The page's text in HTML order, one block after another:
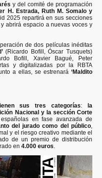
y del comité de programación
H. Estrada, Ruth M. Somalo y
2025 repartirá en sus secciones
y abrirá espacio a nuevas voces y
de dos películas inéditas
(Ricardo Bofill, Óscar Tusquets)
Bofill, Xavier Bagué, Peter
y digitalizadas por la RBTA
a ellas, se estrenará ‘Maldito
sus tres categorías:la
Nacional y la sección Corte
en fase avanzada de
del jurado como del público
y el riesgo creativo mediante el
de un premio de distribución
en 4.000 euros